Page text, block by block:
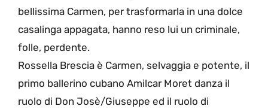
bellissima Carmen, per trasformarla in una dolce
casalinga appagata, hanno reso lui un criminale,
folle, perdente.
Rossella Brescia è Carmen, selvaggia e potente, il
primo ballerino cubano Amilcar Moret danza il
ruolo di Don Josè/Giuseppe ed il ruolo di